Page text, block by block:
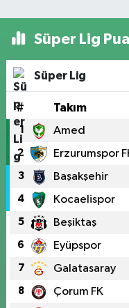
Süper Lig
Süper Lig
# Takım
1 Amed
2 Erzurumspor
3 Başakşehir
4 Kocaelispor
5 Beşiktaş
6 Eyüpspor
7 Galatasaray
8 Çorum FK